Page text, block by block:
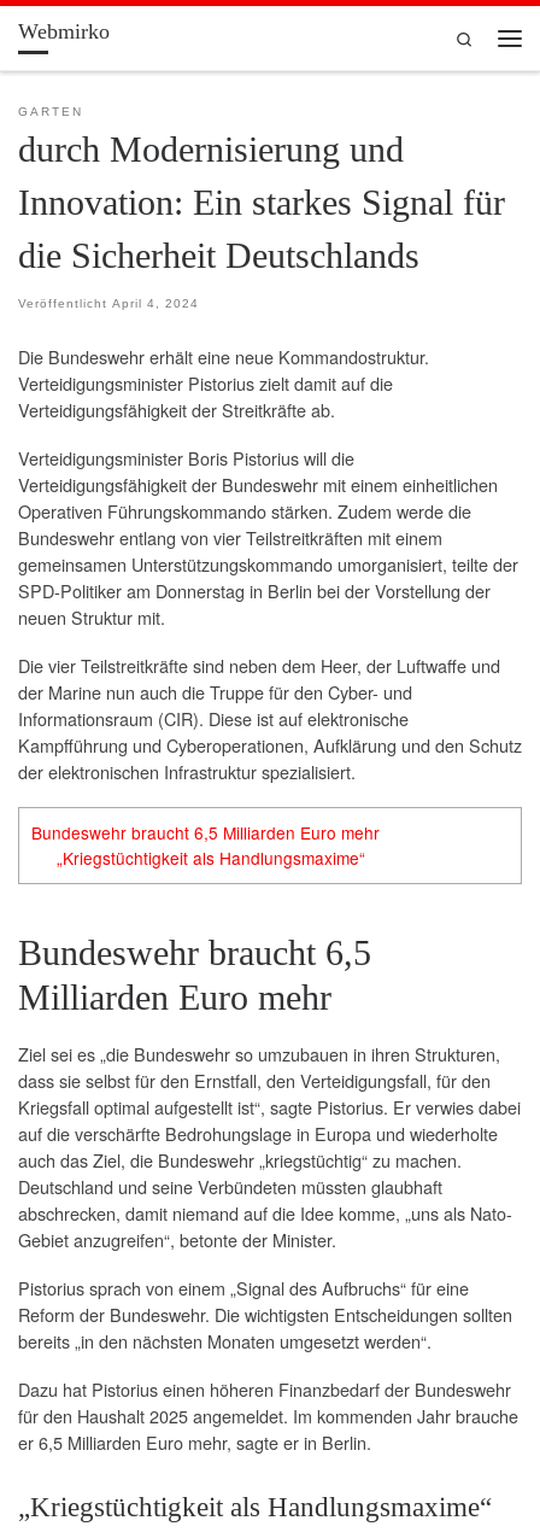
Zum Inhalt springen
Webmirko
Search
GARTEN
durch Modernisierung und
Innovation: Ein starkes Signal für
die Sicherheit Deutschlands
Veröffentlicht April 4, 2024
Die Bundeswehr erhält eine neue Kommandostruktur.
Verteidigungsminister Pistorius zielt damit auf die
Verteidigungsfähigkeit der Streitkräfte ab.
Verteidigungsminister Boris Pistorius will die
Verteidigungsfähigkeit der Bundeswehr mit einem einheitlichen
Operativen Führungskommando stärken. Zudem werde die
Bundeswehr entlang von vier Teilstreitkräften mit einem
gemeinsamen Unterstützungskommando umorganisiert, teilte der
SPD-Politiker am Donnerstag in Berlin bei der Vorstellung der
neuen Struktur mit.
Die vier Teilstreitkräfte sind neben dem Heer, der Luftwaffe und
der Marine nun auch die Truppe für den Cyber- und
Informationsraum (CIR). Diese ist auf elektronische
Kampfführung und Cyberoperationen, Aufklärung und den Schutz
der elektronischen Infrastruktur spezialisiert.
Bundeswehr braucht 6,5 Milliarden Euro mehr
„Kriegstüchtigkeit als Handlungsmaxime“
Bundeswehr braucht 6,5
Milliarden Euro mehr
Ziel sei es „die Bundeswehr so umzubauen in ihren Strukturen,
dass sie selbst für den Ernstfall, den Verteidigungsfall, für den
Kriegsfall optimal aufgestellt ist“, sagte Pistorius. Er verwies dabei
auf die verschärfte Bedrohungslage in Europa und wiederholte
auch das Ziel, die Bundeswehr „kriegstüchtig“ zu machen.
Deutschland und seine Verbündeten müssten glaubhaft
abschrecken, damit niemand auf die Idee komme, „uns als Nato-
Gebiet anzugreifen“, betonte der Minister.
Pistorius sprach von einem „Signal des Aufbruchs“ für eine
Reform der Bundeswehr. Die wichtigsten Entscheidungen sollten
bereits „in den nächsten Monaten umgesetzt werden“.
Dazu hat Pistorius einen höheren Finanzbedarf der Bundeswehr
für den Haushalt 2025 angemeldet. Im kommenden Jahr brauche
er 6,5 Milliarden Euro mehr, sagte er in Berlin.
„Kriegstüchtigkeit als Handlungsmaxime“